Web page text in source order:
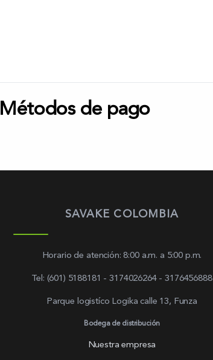
Métodos de pago
SAVAKE COLOMBIA
Horario de atención: 8:00 a.m. a 5:00 p.m.
Tel: (601) 5188181 - 3174026264 - 3176456888
Parque logistíco Logika calle 13, Funza
Bodega de distribución
Nuestra empresa